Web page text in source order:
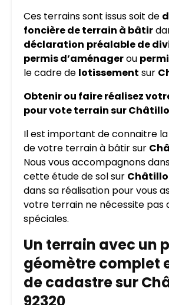
Ces terrains sont issus soit de
foncière de terrain à bâtir
déclaration préalable de
permis d’aménagerou
le cadre de lotissement sur
Obtenir ou faire réalisez
pour vote terrain sur
Il est important de connaitre
de votre terrain à bâtir sur
Nous vous accompagnons
cette étude de sol sur
dans sa réalisation pour vous
votre terrain ne nécessite pas
spéciales.
Un terrain avec un
géomètre complet
de cadastre sur
92320